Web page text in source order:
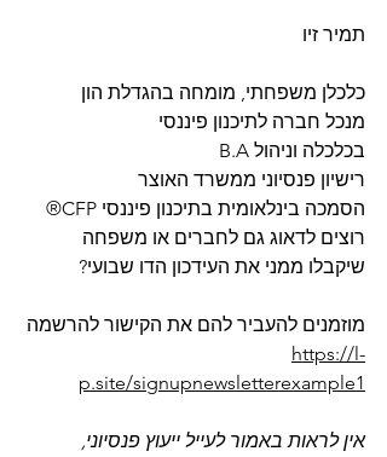
תמיר זיו
כלכלן משפחתי, מומחה בהגדלת הון
מנכל חברה לתיכנון פיננסי
B.A בכלכלה וניהול
רישיון פנסיוני ממשרד האוצר
הסמכה בינלאומית בתיכנון פיננסי CFP®
רוצים לדאוג גם לחברים או משפחה
שיקבלו ממני את העידכון הדו שבועי?
מוזמנים להעביר להם את הקישור להרשמה
https://l-
p.site/signupnewsletterexample1
אין לראות באמור לעייל ייעוץ פנסיוני,